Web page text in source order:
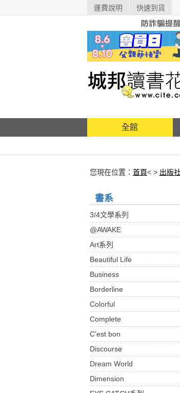
運費說明 快速到貨
全館
您現在位置： 首頁< > 出版
書系
3/4文學系列
@AWAKE
Art系列
Beautiful Life
Business
Borderline
Colorful
Complete
C'est bon
Discourse
Dream World
Dimension